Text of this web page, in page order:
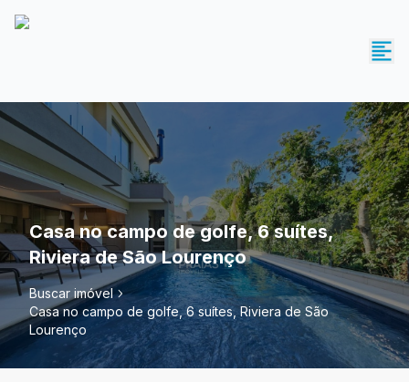
Casa no campo de golfe, 6 suítes,
Riviera de São Lourenço
Buscar imóvel
Casa no campo de golfe, 6 suítes, Riviera de São
Lourenço